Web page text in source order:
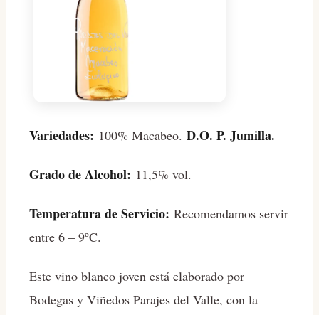
Variedades: 100% Macabeo. D.O. P. Jumilla.
Grado de Alcohol: 11,5% vol.
Temperatura de Servicio: Recomendamos servir
entre 6 – 9ºC.
Este vino blanco joven está elaborado por
Bodegas y Viñedos Parajes del Valle, con la